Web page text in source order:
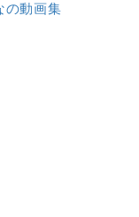
の動画集